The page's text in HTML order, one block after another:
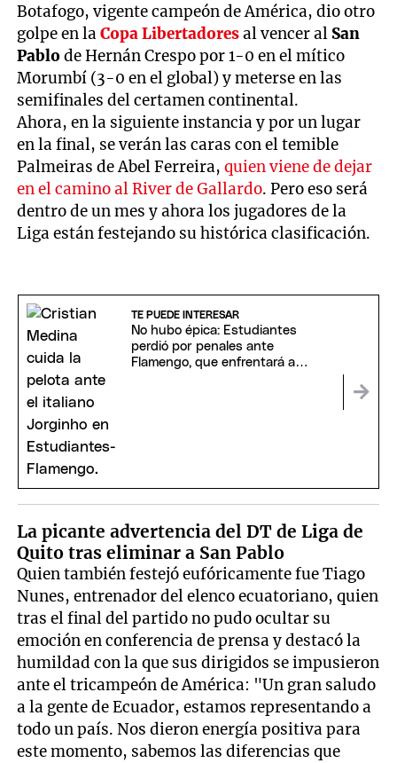
Botafogo, vigente campeón de América, dio otro
golpe en laCopa Libertadoresal vencer al San
Pablode Hernán Crespo por 1-0 en el mítico
Morumbí (3-0 en el global) y meterse en las
semifinales del certamen continental.
Ahora, en la siguiente instancia y por un lugar
en la final, se verán las caras con el temible
Palmeiras de Abel Ferreira,quien viene de dejar
en el camino al River de Gallardo. Pero eso será
dentro de un mes y ahora los jugadores de la
Liga están festejando su histórica clasificación.
TE PUEDE INTERESAR
No hubo épica: Estudiantes
perdió por penales ante
Flamengo, que enfrentará a
La picante advertencia del DT de Liga de
Quito tras eliminar a San Pablo
Quien también festejó eufóricamente fue Tiago
Nunes, entrenador del elenco ecuatoriano, quien
tras el final del partido no pudo ocultar su
emoción en conferencia de prensa y destacó la
humildad con la que sus dirigidos se impusieron
ante el tricampeón de América: "Un gran saludo
a la gente de Ecuador, estamos representando a
todo un país. Nos dieron energía positiva para
este momento, sabemos las diferencias que